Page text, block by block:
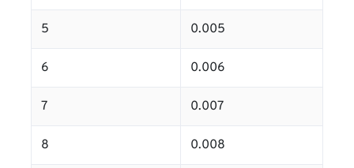
5 0.005
6 0.006
7 0.007
8 0.008